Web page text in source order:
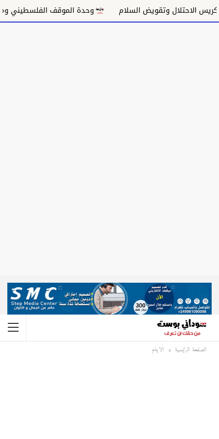
الاحتلال وتقويض السلام وحدة الموقف الفلسطيني
الصفحة الرئيسية الايتام